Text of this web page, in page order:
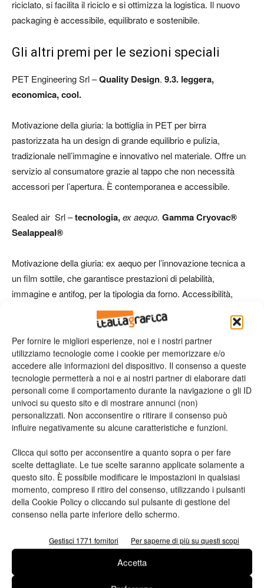
Per fornire le migliori esperienze, noi e i nostri partner
utilizziamo tecnologie come i cookie per memorizzare e/o
accedere alle informazioni del dispositivo. Il consenso a queste
tecnologie permetterà a noi e ai nostri partner di elaborare dati
personali come il comportamento durante la navigazione o gli ID
univoci su questo sito e di mostrare annunci (non)
personalizzati. Non acconsentire o ritirare il consenso può
influire negativamente su alcune caratteristiche e funzioni.
Clicca qui sotto per acconsentire a quanto sopra o per fare
scelte dettagliate. Le tue scelte saranno applicate solamente a
questo sito. È possibile modificare le impostazioni in qualsiasi
momento, compreso il ritiro del consenso, utilizzando i pulsanti
della Cookie Policy o cliccando sul pulsante di gestione del
consenso nella parte inferiore dello schermo.
Gestisci 1771 fornitori Per saperne di più su questi scopi
Accetta
riciclato, si facilita il riciclo e si ottimizza la logistica. Il nuovo
packaging è accessibile, equilibrato e sostenibile.
Gli altri premi per le sezioni speciali
PET Engineering Srl –Quality Design. 9.3. leggera,
economica, cool.
Motivazione della giuria: la bottiglia in PET per birra
pastorizzata ha un design di grande equilibrio e pulizia,
tradizionale nell’immagine e innovativo nel materiale. Offre un
servizio al consumatore grazie al tappo che non necessità
accessori per l’apertura. È contemporanea e accessibile.
Sealed air Srl –tecnologia,ex aequo. Gamma Cryovac®
Sealappeal®
Motivazione della giuria: ex aequo per l’innovazione tecnica a
un film sottile, che garantisce prestazioni di pelabilità,
immagine e antifog, per la tipologia da forno. Accessibilità,
trasparenza e sicurezza ne sono le caratteristiche peculiari.
Tubettificio Favia Srl –tecnologia, ex aequo.ToBeUnique.
Motivazione della giuria: ex aequo all’innovazione per una
nuova tecnologia di stampa digitale che contente una vestibilità
grafica totale del packaging, dal corpo alla capsula. È
lungimirante e informativo, grazie alle potenzialità molto ampie
di comunicazione.